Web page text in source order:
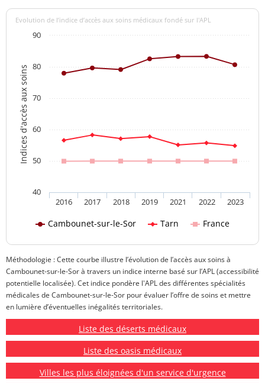
Indices d'accès aux soins
Evolution de l’indice d’accès aux soins médicaux fondé sur l'APL
Cambounet-sur-le-Sor Tarn France
2016 2017 2018 2019 2021 2022 2023
40
50
60
70
80
90
Méthodologie : Cette courbe illustre l’évolution de l’accès aux soins à
Cambounet-sur-le-Sor à travers un indice interne basé sur l’APL (accessibilité
potentielle localisée). Cet indice pondère l'APL des différentes spécialités
médicales de Cambounet-sur-le-Sor pour évaluer l’offre de soins et mettre
en lumière d’éventuelles inégalités territoriales.
Liste des déserts médicaux
Liste des oasis médicaux
Villes les plus éloignées d'un service d'urgence